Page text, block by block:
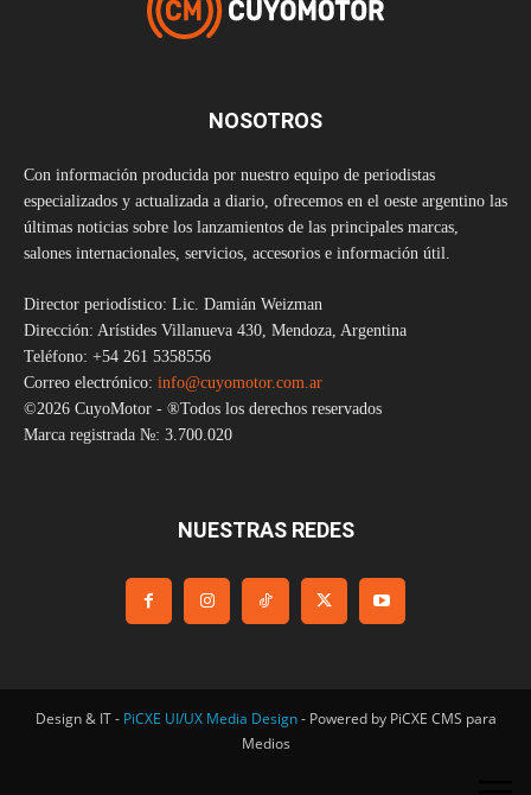
NOSOTROS
Con información producida por nuestro equipo de periodistas
especializados y actualizada a diario, ofrecemos en el oeste argentino las
últimas noticias sobre los lanzamientos de las principales marcas,
salones internacionales, servicios, accesorios e información útil.
Director periodístico: Lic. Damián Weizman
Dirección: Arístides Villanueva 430, Mendoza, Argentina
Teléfono: +54 261 5358556
Correo electrónico: info@cuyomotor.com.ar
©2026 CuyoMotor - ®Todos los derechos reservados
Marca registrada №: 3.700.020
NUESTRAS REDES
Design & IT - PiCXE UI/UX Media Design- Powered by PiCXE CMS para
Medios